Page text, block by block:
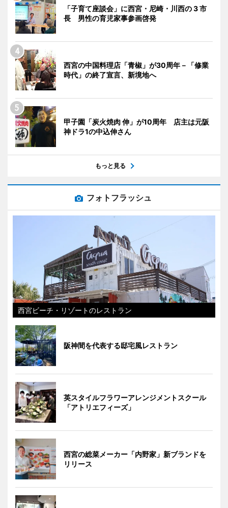
「子育て座談会」に西宮・尼崎・川西の 3 市
長 男性の育児家事参画啓発
西宮の中国料理店「青椒」が30周年－「修業
時代」の終了宣言、新境地へ
甲子園「炭火焼肉 伸」が10周年 店主は元阪
神ドラ1の中込伸さん
もっと見る
フォトフラッシュ
西宮ビーチ・リゾートのレストラン
阪神間を代表する邸宅風レストラン
英スタイルフラワーアレンジメントスクール
「アトリエフィーズ」
西宮の総菜メーカー「内野家」新ブランドを
リリース